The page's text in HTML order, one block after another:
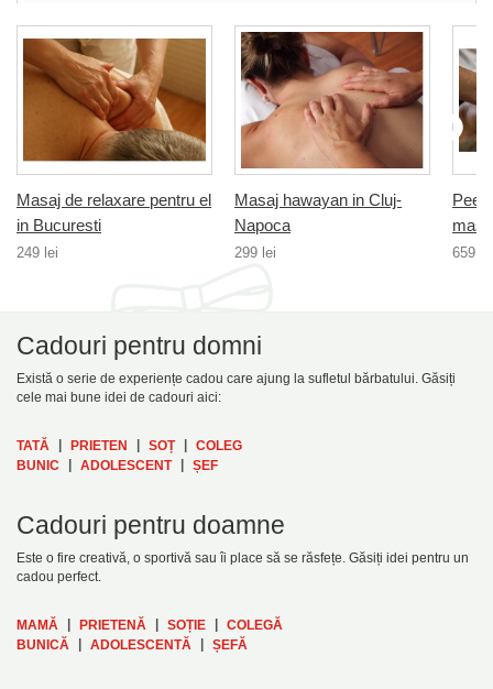
Masaj de relaxare pentru el
in Bucuresti
249 lei
Masaj hawayan in Cluj-
Napoca
299 lei 659 lei
Cadouri pentru domni
Există o serie de experiențe cadou care ajung la sufletul bărbatului. Găsiți
cele mai bune idei de cadouri aici:
TATĂ PRIETEN SOȚ
COLEG
BUNIC
ADOLESCENT ȘEF
Cadouri pentru doamne
Este o fire creativă, o sportivă sau îi place să se răsfețe. Găsiți idei pentru un
cadou perfect.
MAMĂ PRIETENĂ SOȚIE
COLEGĂ
BUNICĂ
ADOLESCENTĂ ȘEFĂ